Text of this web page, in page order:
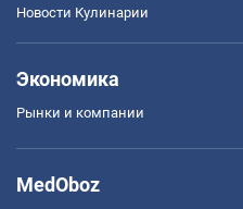
Новости Кулинарии
Экономика
Рынки и компании
MedOboz